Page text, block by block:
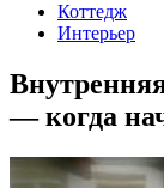
Коттедж
Интерьер
— когда